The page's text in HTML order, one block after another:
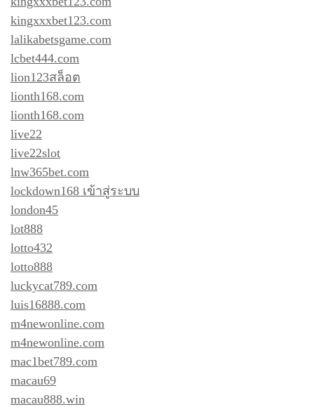
kingxxxbet123.com
lalikabetsgame.com
lcbet444.com
lion123สล็อต
lionth168.com
lionth168.com
live22
live22slot
lnw365bet.com
lockdown168 เข้าสู่ระบบ
london45
lot888
lotto432
lotto888
luckycat789.com
luis16888.com
m4newonline.com
m4newonline.com
mac1bet789.com
macau69
macau888.win